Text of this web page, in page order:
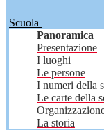
Scuola
Panoramica
Presentazione
I luoghi
Le persone
I numeri della
Le carte della
La storia